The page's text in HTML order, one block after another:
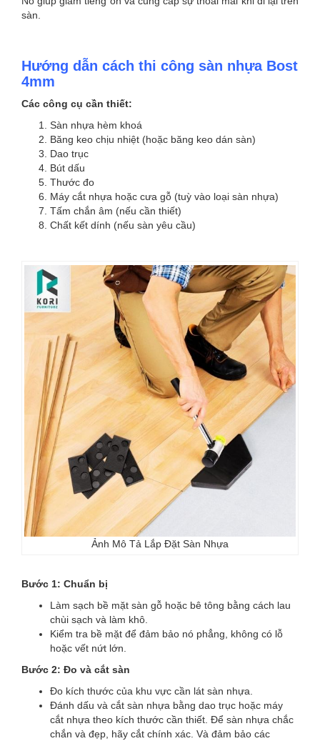
sàn.
Hướng dẫn cách thi công sàn nhựa Bost
4mm
Các công cụ cần thiết:
Sàn nhựa hèm khoá
Băng keo chịu nhiệt (hoặc băng keo dán sàn)
Dao trục
Bút dấu
Thước đo
Máy cắt nhựa hoặc cưa gỗ (tuỳ vào loại sàn nhựa)
Tấm chắn âm (nếu cần thiết)
Chất kết dính (nếu sàn yêu cầu)
Ảnh Mô Tả Lắp Đặt Sàn Nhựa
Bước 1: Chuẩn bị
Làm sạch bề mặt sàn gỗ hoặc bê tông bằng cách lau
chùi sạch và làm khô.
Kiểm tra bề mặt để đảm bảo nó phẳng, không có lỗ
hoặc vết nứt lớn.
Bước 2: Đo và cắt sàn
Đo kích thước của khu vực cần lát sàn nhựa.
Đánh dấu và cắt sàn nhựa bằng dao trục hoặc máy
cắt nhựa theo kích thước cần thiết. Để sàn nhựa chắc
chắn và đẹp, hãy cắt chính xác. Và đảm bảo các